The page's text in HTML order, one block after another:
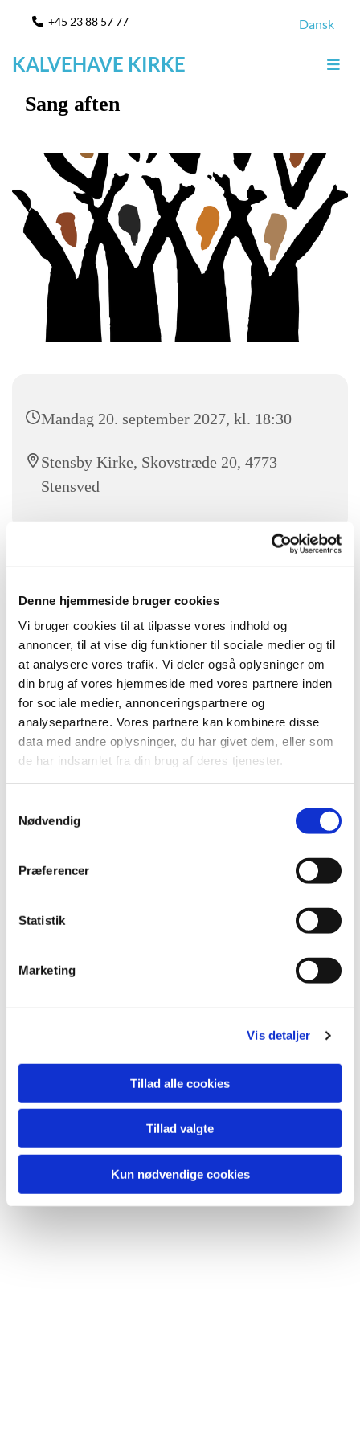
Denne hjemmeside bruger cookies
Vi bruger cookies til at tilpasse vores indhold og
annoncer, til at vise dig funktioner til sociale medier og til
at analysere vores trafik. Vi deler også oplysninger om
din brug af vores hjemmeside med vores partnere inden
for sociale medier, annonceringspartnere og
analysepartnere. Vores partnere kan kombinere disse
data med andre oplysninger, du har givet dem, eller som
de har indsamlet fra din brug af deres tjenester.
Nødvendig
Præferencer
Statistik
Marketing
Vis detaljer
Tillad alle cookies
Tillad valgte
Kun nødvendige cookies
 +45 23 88 57 77 Dansk
KALVEHAVE KIRKE
Sang aften
Mandag 20. september 2027, kl. 18:30
Stensby Kirke, Skovstræde 20, 4773
Stensved
Kom og syng med sangglade mennesker i Stensby kirke fra
For mere information kontakt Frank Løvendahl 25 13 48 52
Du vil måske også kunne lide...